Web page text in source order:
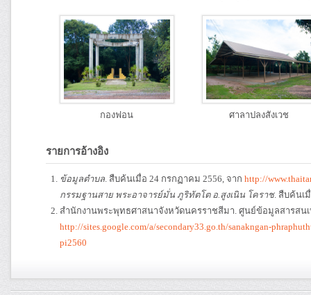
กองฟอน ศาลาปลงสังเวช
รายการอ้างอิง
ข้อมูลตำบล. สืบค้นเมื่อ 24 กรกฏาคม 2556, จาก http://
กรรมฐานสาย พระอาจารย์มั่น ภูริทัตโต อ.สูงเนิน โคราช. สืบค้นเ
สำนักงานพระพุทธศาสนาจังหวัดนครราชสีมา. ศูนย์ข้อมูลสารสน
http://sites.google.com/a/secondary33.go.th/sanakngan-
pi2560